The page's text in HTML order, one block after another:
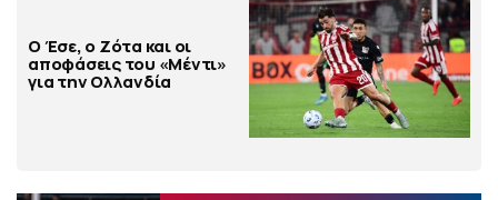
Ο Έσε, ο Ζότα και οι
αποφάσεις του «Μέντι»
για την Ολλανδία